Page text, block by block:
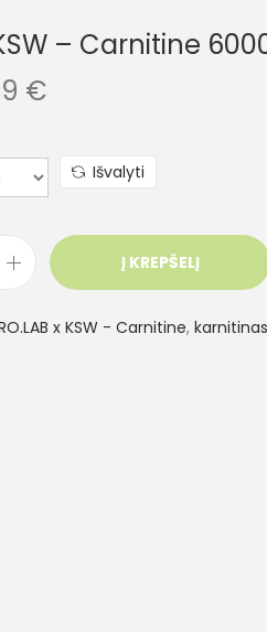
– Carnitine
€
Išvalyti
Į KREPŠELĮ
x KSW - Carnitine, karnitinas